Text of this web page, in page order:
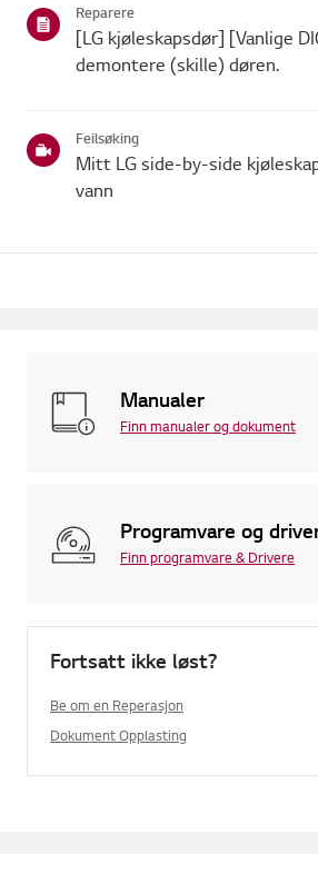
Reparere
[LG kjøleskapsdør] [Vanlige
demontere (skille) døren.
Feilsøking
Mitt LG side-by-side
vann
Manualer
Finn manualer og dokument
Programvare og
Finn programvare & Drivere
Fortsatt ikke løst?
Be om en Reperasjon
Dokument Opplasting